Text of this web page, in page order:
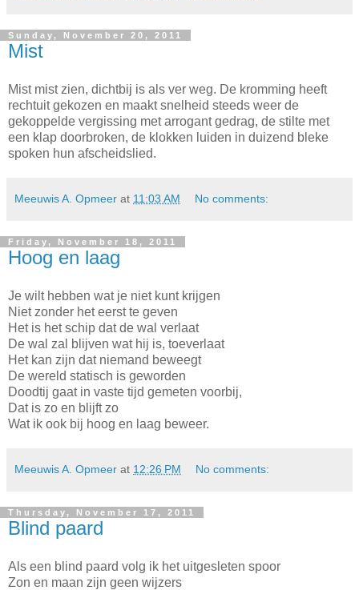
Sunday, November 20, 2011
Mist
Mist mist zien, dichtbij is als ver weg. De kromming heeft
rechtuit gekozen en maakt snelheid steeds weer de
gekoppelde vergissing met arrogant gedrag, de stilte met
een klap doorbroken, de klokken luiden in duizend bleke
spoken hun afscheidslied.
Meeuwis A. Opmeer at 11:03 AM No comments:
Friday, November 18, 2011
Hoog en laag
Je wilt hebben wat je niet kunt krijgen
Niet zonder het eerst te geven
Het is het schip dat de wal verlaat
De wal zal blijven wat hij is, toeverlaat
Het kan zijn dat niemand beweegt
De wereld statisch is geworden
Doodtij gaat in vaste tijd gemeten voorbij,
Dat is zo en blijft zo
Wat ik ook bij hoog en laag beweer.
Meeuwis A. Opmeer at 12:26 PM No comments:
Thursday, November 17, 2011
Blind paard
Als een blind paard volg ik het uitgesleten spoor
Zon en maan zijn geen wijzers